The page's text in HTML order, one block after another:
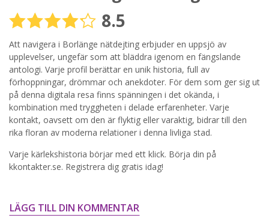
Din mailadress?
Genom att registrera godkänner jag Villkoren
Sekretesspolicyn. Jag godkänner att ta emot information och
reklam via e-post från hemsidans operatörer. Jag kan dra
tillbaka godkännande när jag vill.
STARTA NU!
8.5
Att navigera i Borlänge nätdejting erbjuder en uppsjö av
upplevelser, ungefär som att bläddra igenom en fängslande
antologi. Varje profil berättar en unik historia, full av
förhoppningar, drömmar och anekdoter. För dem som ger sig ut
på denna digitala resa finns spänningen i det okända, i
kombination med tryggheten i delade erfarenheter. Varje
kontakt, oavsett om den är flyktig eller varaktig, bidrar till den
rika floran av moderna relationer i denna livliga stad.
Varje kärlekshistoria börjar med ett klick. Börja din på
kkontakter.se. Registrera dig gratis idag!
LÄGG TILL DIN KOMMENTAR